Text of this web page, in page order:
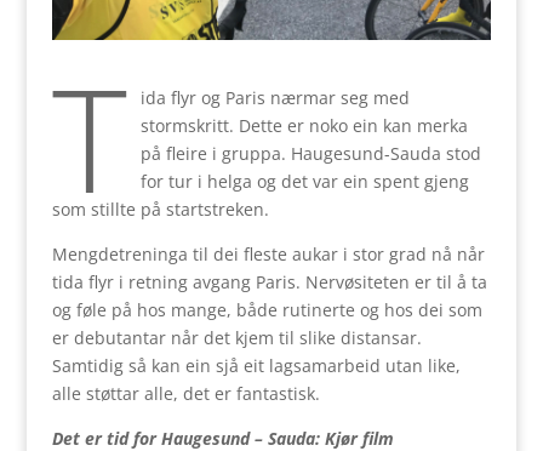
T
ida flyr og Paris nærmar seg med
stormskritt. Dette er noko ein kan merka
på fleire i gruppa. Haugesund-Sauda stod
for tur i helga og det var ein spent gjeng
som stillte på startstreken.
Mengdetreninga til dei fleste aukar i stor grad nå når
tida flyr i retning avgang Paris. Nervøsiteten er til å ta
og føle på hos mange, både rutinerte og hos dei som
er debutantar når det kjem til slike distansar.
Samtidig så kan ein sjå eit lagsamarbeid utan like,
alle støttar alle, det er fantastisk.
Det er tid for Haugesund – Sauda: Kjør film